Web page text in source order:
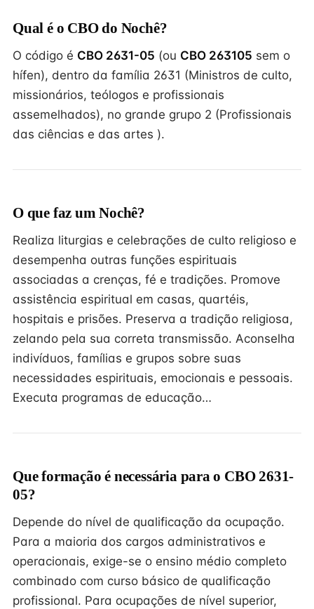
Qual é o CBO do Nochê?
O código é CBO 2631-05 (ou CBO 263105 sem o
hífen), dentro da família 2631 (Ministros de culto,
missionários, teólogos e profissionais
assemelhados), no grande grupo 2 (Profissionais
das ciências e das artes ).
O que faz um Nochê?
Realiza liturgias e celebrações de culto religioso e
desempenha outras funções espirituais
associadas a crenças, fé e tradições. Promove
assistência espiritual em casas, quartéis,
hospitais e prisões. Preserva a tradição religiosa,
zelando pela sua correta transmissão. Aconselha
indivíduos, famílias e grupos sobre suas
necessidades espirituais, emocionais e pessoais.
Executa programas de educação…
Que formação é necessária para o CBO 2631-
05?
Depende do nível de qualificação da ocupação.
Para a maioria dos cargos administrativos e
operacionais, exige-se o ensino médio completo
combinado com curso básico de qualificação
profissional. Para ocupações de nível superior,